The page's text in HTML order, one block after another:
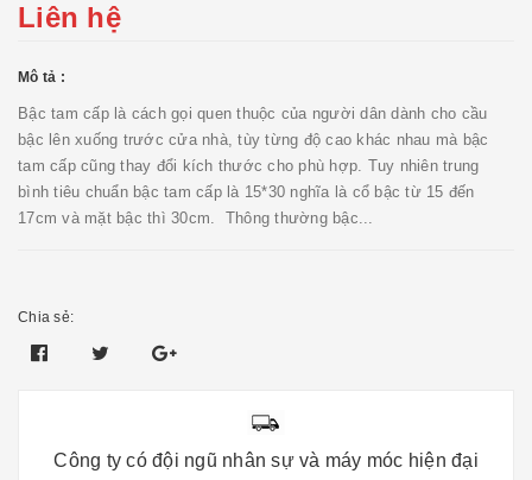
Liên hệ
Mô tả :
Bậc tam cấp là cách gọi quen thuộc của người dân dành cho cầu
bậc lên xuống trước cửa nhà, tùy từng độ cao khác nhau mà bậc
tam cấp cũng thay đổi kích thước cho phù hợp. Tuy nhiên trung
bình tiêu chuẩn bậc tam cấp là 15*30 nghĩa là cổ bậc từ 15 đến
17cm và mặt bậc thì 30cm. Thông thường bậc...
Chia sẻ:
Công ty có đội ngũ nhân sự và máy móc hiện đại